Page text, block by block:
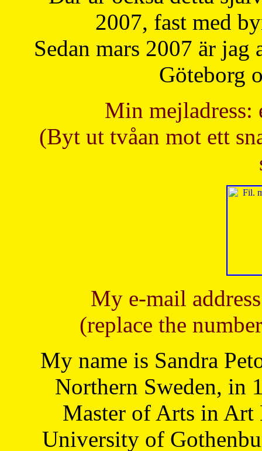
2007, fast med
Sedan mars 2007 är
Göteborg
Min mejladress:
(Byt ut tvåan mot ett
My e-mail
(replace the
My name is Sandra
Northern Sweden, in
Master of Arts in Art
University of